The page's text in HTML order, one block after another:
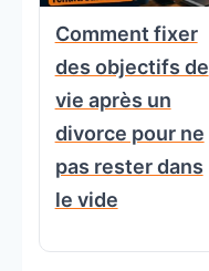
Comment fixer
des objectifs de
vie après un
divorce pour ne
pas rester dans
le vide